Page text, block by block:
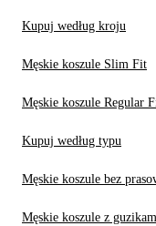
Kupuj według kroju
Męskie koszule Slim Fit
Męskie koszule Regular
Kupuj według typu
Męskie koszule bez
Męskie koszule z